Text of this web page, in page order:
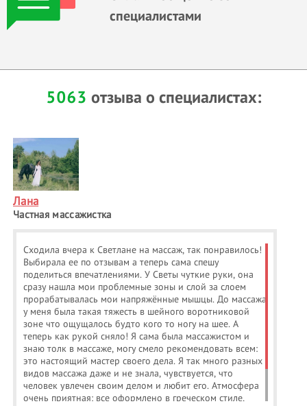
специалистами
5063 отзыва о специалистах:
Лана
Частная массажистка
Сходила вчера к Светлане на массаж, так понравилось!
Выбирала ее по отзывам а теперь сама спешу
поделиться впечатлениями. У Светы чуткие руки, она
сразу нашла мои проблемные зоны и слой за слоем
прорабатывалась мои напряжённые мышцы. До массажа
у меня была такая тяжесть в шейного воротниковой
зоне что ощущалось будто кого то ногу на шее. А
теперь как рукой сняло! Я сама была массажистом и
знаю толк в массаже, могу смело рекомендовать всем:
это настоящий мастер своего дела. Я так много разных
видов массажа даже и не знала, чувствуется, что
человек увлечен своим делом и любит его. Атмосфера
очень приятная: все оформлено в греческом стиле,